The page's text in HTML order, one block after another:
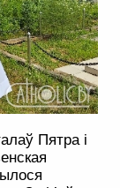
Пятра і